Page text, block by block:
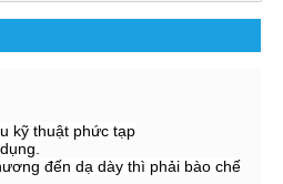
kỹ thuật phức tạp
đến dạ dày thì phải bào chế